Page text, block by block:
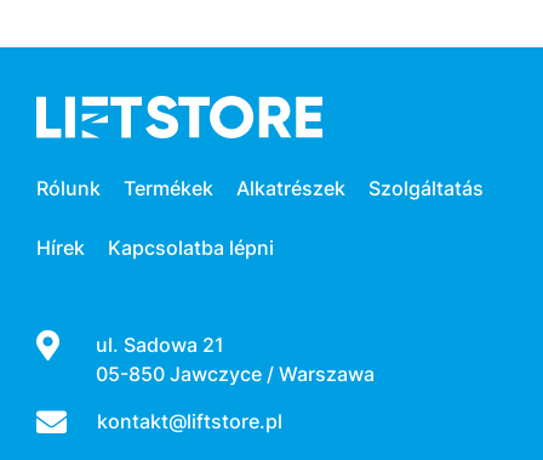
Rólunk Termékek Alkatrészek Szolgáltatás
Hírek Kapcsolatba lépni
ul. Sadowa 21
05-850 Jawczyce / Warszawa
kontakt@liftstore.pl